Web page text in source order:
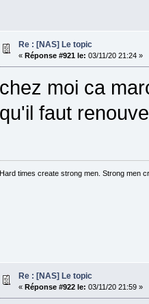
Re : [NAS] Le topic
« Réponse #921 le: 03/11/20 21:24 »
chez moi ca
qu'il faut
Hard times create strong men. Strong men
Re : [NAS] Le topic
« Réponse #922 le: 03/11/20 21:59 »